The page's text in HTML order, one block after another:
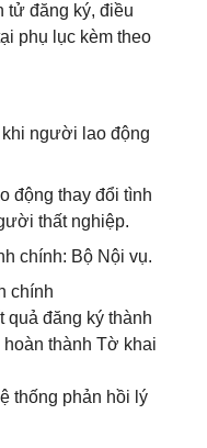
tử đăng ký, điều
phụ lục kèm theo
người lao động
động thay đổi tình
thất nghiệp.
chính: Bộ Nội vụ.
chính
quả đăng ký thành
thành Tờ khai
thống phản hồi lý